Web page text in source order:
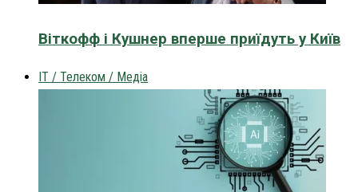
Віткофф і Кушнер вперше приїдуть у Київ
IT / Телеком / Медіа